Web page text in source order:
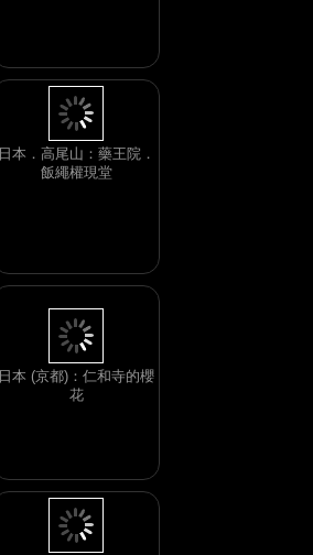
日本．高尾山：藥王院．
飯繩權現堂
日本 (京都)：仁和寺的櫻
花